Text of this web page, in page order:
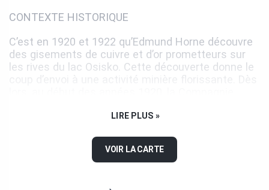
CONTEXTE HISTORIQUE
C’est en 1920 et 1922 qu’Edmund Horne découvre
des gisements de cuivre et d’or prometteurs sur
les rives du lac Osisko. Cette découverte donne le
Noranda, située au pied de la fonderie Horne.
Attirés par les découvertes minières, des gens de
partout ne tardent pas à s’installer de l’autre côté
LIRE PLUS »
VOIR LA CARTE